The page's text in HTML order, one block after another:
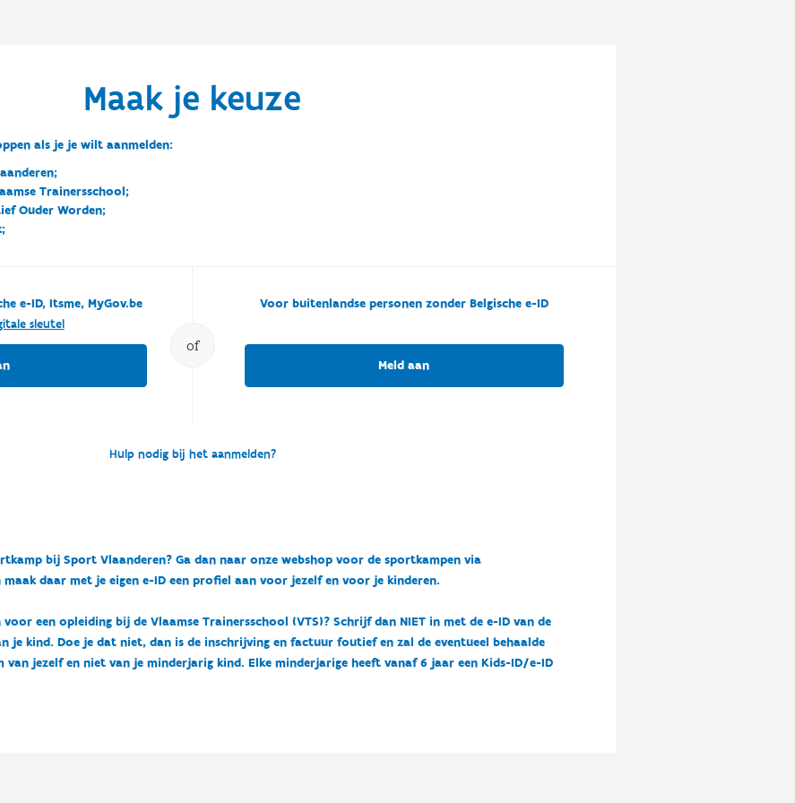
Maak je keuze
als je je wilt aanmelden:
Trainersschool;
Ouder Worden;
of
e-ID, Itsme, MyGov.be
sleutel
Voor buitenlandse personen zonder Belgische e-ID
Meld aan
Hulp nodig bij het aanmelden?
bij Sport Vlaanderen? Ga dan naar onze webshop voor de sportkampen via
daar met je eigen e-ID een profiel aan voor jezelf en voor je kinderen.
een opleiding bij de Vlaamse Trainersschool (VTS)? Schrijf dan NIET in met de e-ID van de
je kind. Doe je dat niet, dan is de inschrijving en factuur foutief en zal de eventueel behaalde
jezelf en niet van je minderjarig kind. Elke minderjarige heeft vanaf 6 jaar een Kids-ID/e-ID